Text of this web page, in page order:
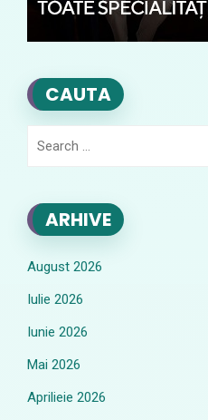
CAUTA
ARHIVE
August 2026
Iulie 2026
Iunie 2026
Mai 2026
Aprilieie 2026